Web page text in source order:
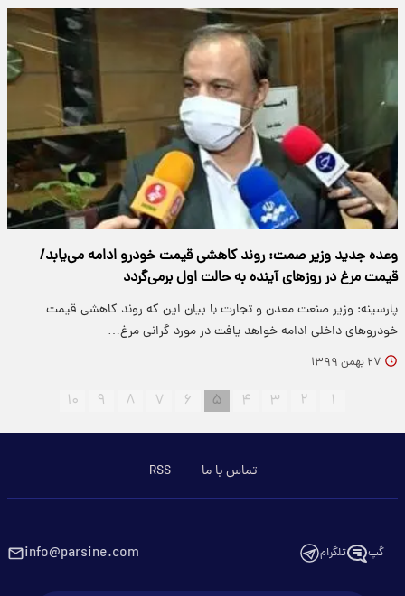
وعده جدید وزیر صمت: روند کاهشی قیمت خودرو‌ ادامه می‌یابد/
قیمت مرغ در روزهای آینده به حالت اول برمی‌گردد
پارسینه: وزیر صنعت معدن و تجارت با بیان این که روند کاهشی قیمت
خودرو‌های داخلی ادامه خواهد یافت در مورد گرانی مرغ…
۲۷ بهمن ۱۳۹۹
۱ ۲ ۳ ۴ ۵ ۶ ۷ ۸ ۹ ۱۰
تماس با ما RSS
گپ تلگرام info@parsine.com